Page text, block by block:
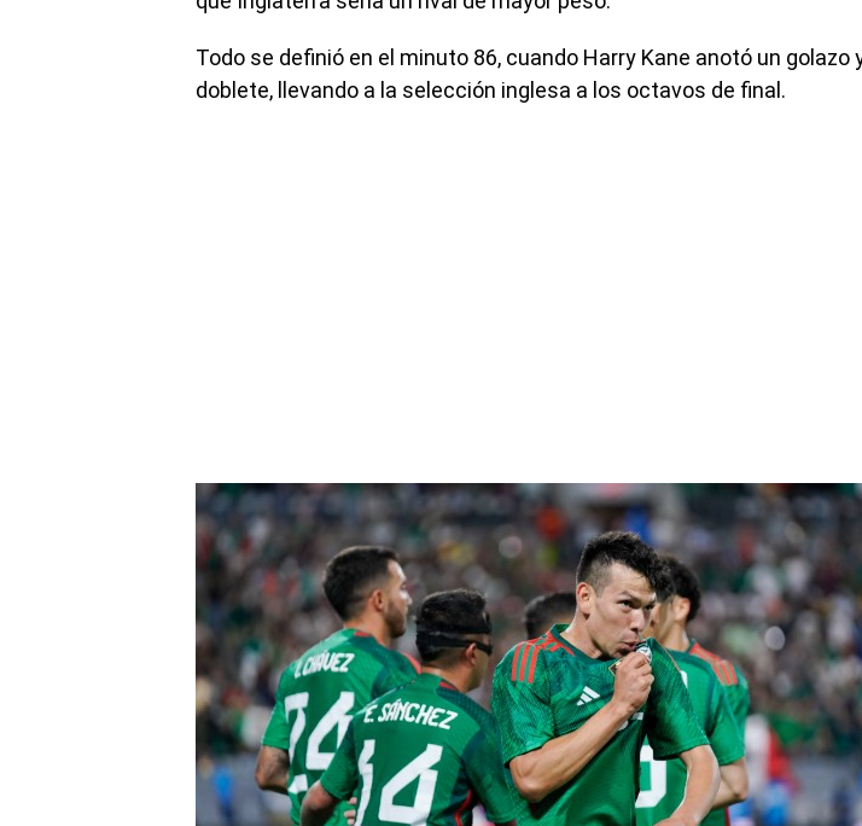
Todo se definió en el minuto 86, cuando Harry Kane anotó un golazo
doblete, llevando a la selección inglesa a los octavos de final.